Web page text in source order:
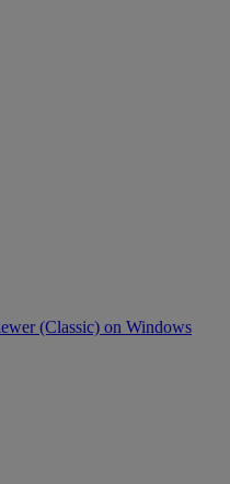
(Classic) on Windows